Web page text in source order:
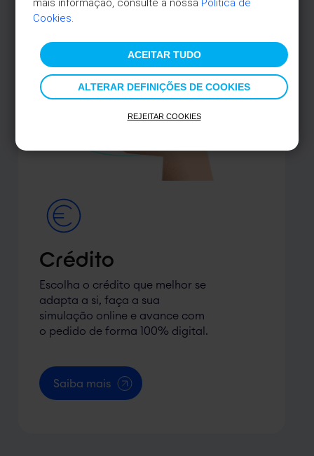
mais informação, consulte a nossa Política de
Cookies.
ACEITAR TUDO
ALTERAR DEFINIÇÕES DE COOKIES
REJEITAR COOKIES
Crédito
Escolha o crédito que melhor se
adapta a si, faça a sua
simulação online e avance com
o pedido de forma 100% digital.
Saiba mais
TAEG 18,5%*